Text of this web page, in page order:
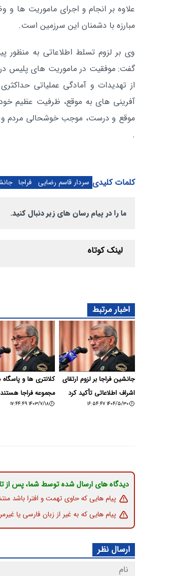
علاوه بر انجام و اجرای ماموریت ها و
مبارزه با دشمنان این سرزمین است.
وی بر لزوم تسلط اطلاعاتی به منظور
گفت: موفقیت در ماموریت های پلیس
از تهدیدات و آمادگی عملیاتی
آفرینی های به موقع، ظرفیت عظیم
موقع و درست، موجب خوشحالی مردم و
.
کلمات کلیدی سردار قاسم رضایی فراجا
ما را در پیام رسان های زیر دنبال کنید.
لینک کوتاه
اخبار مرتبط
جانشین فراجا بر لزوم ارتقای
اشراف اطلاعاتی تأکید کرد
۱۴۰۴/۵/۳۰ ۱۶:۵۴:۴۷
کلانتری ها و پاسگاه
مجموعه فراجا هستند
۱۴۰۳/۷/۱۸ ۱۷:۴۴:۴۹
دیدگاه های ارسال شده توسط شما، پس از
پیام هایی که حاوی تهمت و افترا باشد
پیام هایی که به غیر از زبان فارسی یا
ارسال نظر